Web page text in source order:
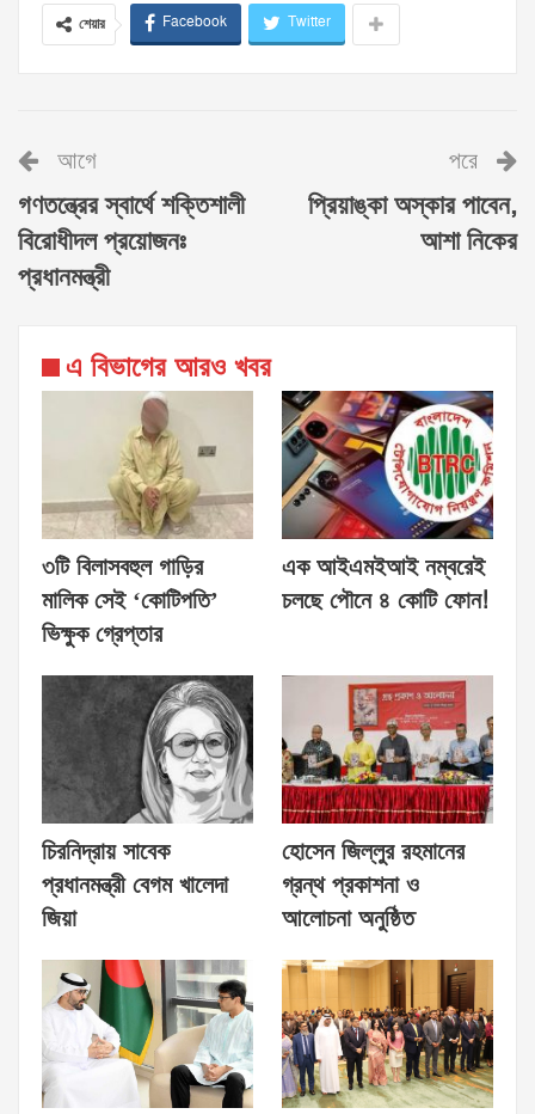
শেয়ার Facebook Twitter
আগে
গণতন্ত্রের স্বার্থে শক্তিশালী
বিরোধীদল প্রয়োজনঃ
প্রধানমন্ত্রী
পরে
প্রিয়াঙ্কা অস্কার পাবেন,
আশা নিকের
এ বিভাগের আরও খবর
৩টি বিলাসবহুল গাড়ির
মালিক সেই ‘কোটিপতি’
ভিক্ষুক গ্রেপ্তার
এক আইএমইআই নম্বরেই
চলছে পৌনে ৪ কোটি ফোন!
চিরনিদ্রায় সাবেক
প্রধানমন্ত্রী বেগম খালেদা
জিয়া
হোসেন জিল্লুর রহমানের
গ্রন্থ প্রকাশনা ও
আলোচনা অনুষ্ঠিত